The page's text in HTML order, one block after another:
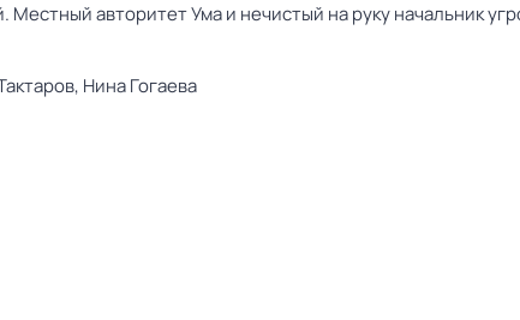
авторитет Ума и нечистый на руку начальник
Нина Гогаева